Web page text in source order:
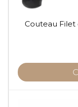
Couteau Filet